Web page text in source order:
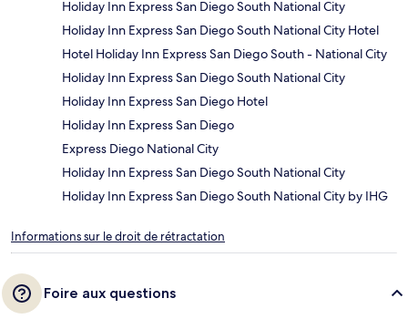
Holiday Inn Express San Diego South National City
Holiday Inn Express San Diego South National City Hotel
Hotel Holiday Inn Express San Diego South - National City
Holiday Inn Express San Diego South National City
Holiday Inn Express San Diego Hotel
Holiday Inn Express San Diego
Express Diego National City
Holiday Inn Express San Diego South National City
Holiday Inn Express San Diego South National City by IHG
Informations sur le droit de rétractation
Foire aux questions